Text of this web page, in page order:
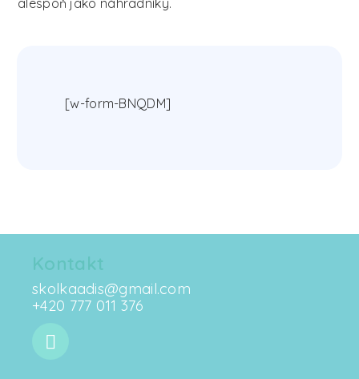
alespoň jako náhradníky.
[w-form-BNQDM]
Kontakt
skolkaadis@gmail.com
+420 777 011 376